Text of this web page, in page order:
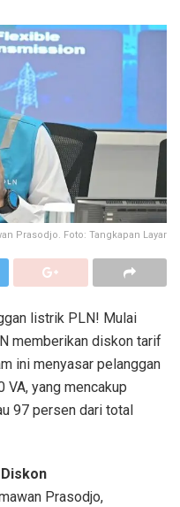
Prasodjo. Foto: Tangkapan Layar
listrik PLN! Mulai
memberikan diskon tarif
ini menyasar pelanggan
VA, yang mencakup
97 persen dari total
Prasodjo,